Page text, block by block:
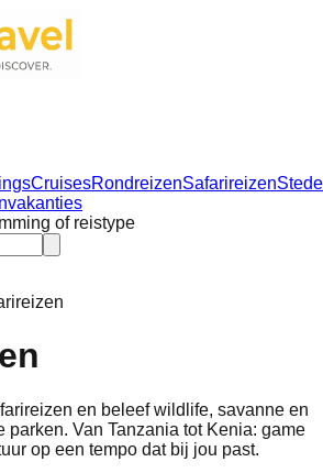
CruisesRondreizenSafarireizen
of reistype
en beleef wildlife, savanne en
parken. Van Tanzania tot Kenia: game
op een tempo dat bij jou past.